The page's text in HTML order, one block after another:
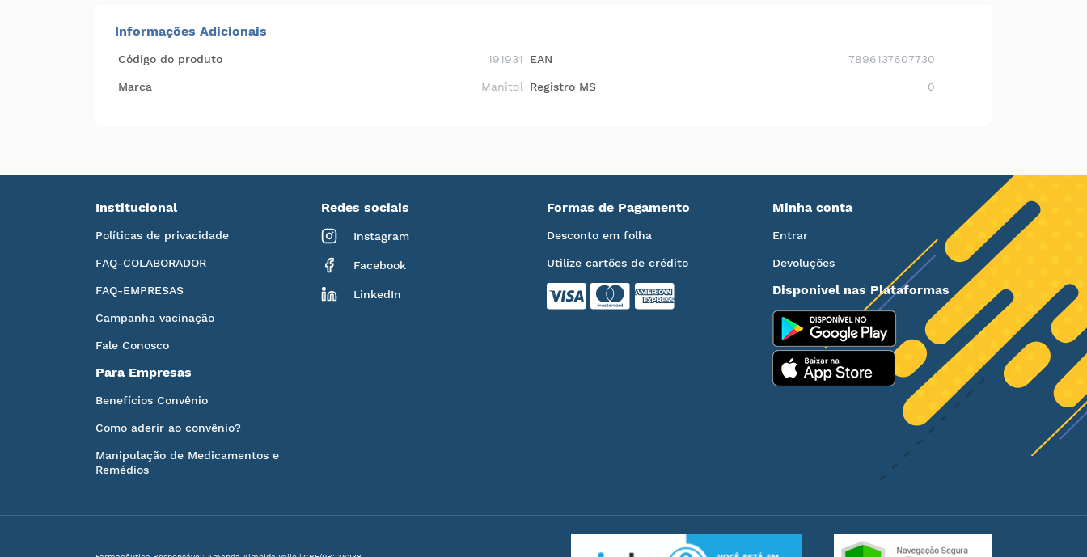
Informações Adicionais
Código do produto 191931 EAN 7896137607730
Marca Manitol Registro MS 0
Institucional
Políticas de privacidade
FAQ-COLABORADOR
FAQ-EMPRESAS
Campanha vacinação
Fale Conosco
Para Empresas
Benefícios Convênio
Como aderir ao convênio?
Manipulação de Medicamentos e
Remédios
Redes sociais
Instagram
Facebook
LinkedIn
Formas de Pagamento
Desconto em folha
Utilize cartões de crédito
Minha conta
Entrar
Devoluções
Disponível nas Plataformas